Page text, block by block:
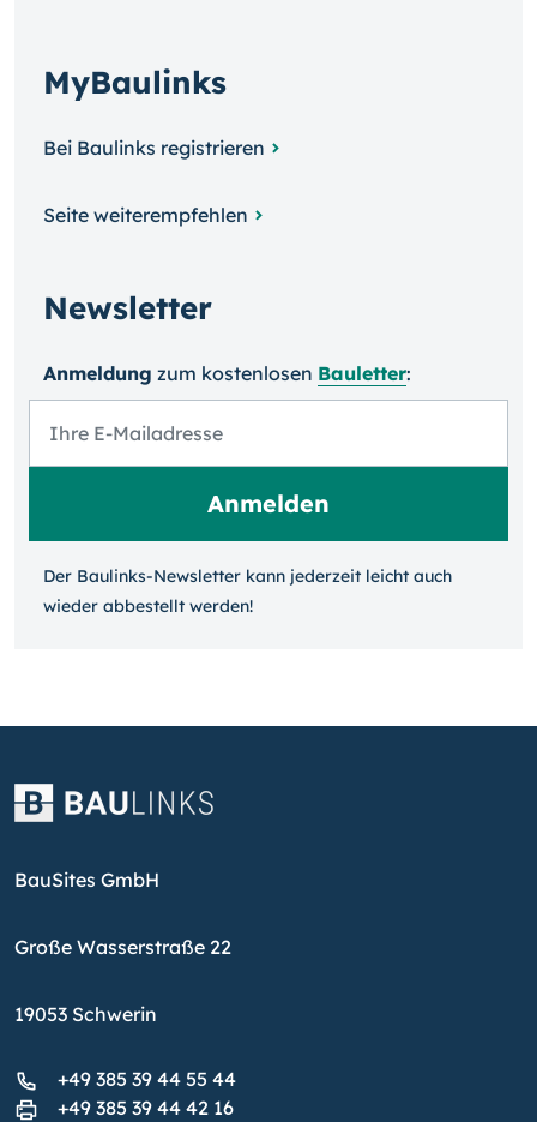
MyBaulinks
Bei Baulinks registrieren
Seite weiterempfehlen
Newsletter
Anmeldung zum kosten­losen Bauletter:
Der Baulinks-Newsletter kann jeder­zeit leicht auch
wieder ab­bestellt werden!
BauSites GmbH
Große Wasserstraße 22
19053 Schwerin
+49 385 39 44 55 44
+49 385 39 44 42 16